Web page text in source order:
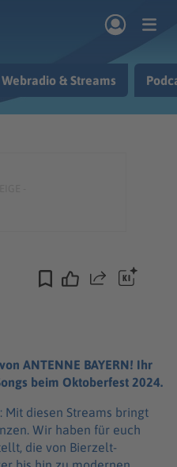
Kontakt
Webradio & Streams
Teilen
ANTENNE BAYERN! Ihr
beim Oktoberfest 2024.
Mit diesen Streams bringt
Wir haben für euch
die von Bierzelt-